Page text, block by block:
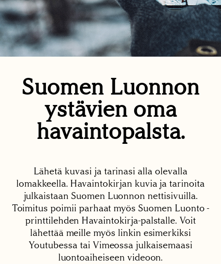
Suomen Luonnon
ystävien oma
havaintopalsta.
Lähetä kuvasi ja tarinasi alla olevalla
lomakkeella. Havaintokirjan kuvia ja tarinoita
julkaistaan Suomen Luonnon nettisivuilla.
Toimitus poimii parhaat myös Suomen Luonto -
printtilehden Havaintokirja-palstalle. Voit
lähettää meille myös linkin esimerkiksi
Youtubessa tai Vimeossa julkaisemaasi
luontoaiheiseen videoon.